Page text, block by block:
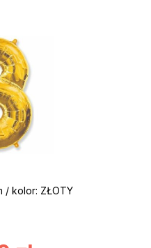
/ kolor: ZŁOTY